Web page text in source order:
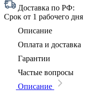
Доставка по РФ:
Срок от 1 рабочего дня
Описание
Оплата и доставка
Гарантии
Частые вопросы
Описание